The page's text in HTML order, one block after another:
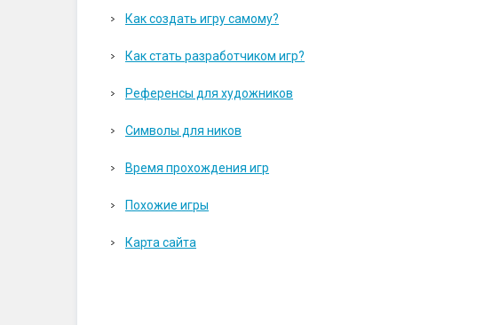
Как создать игру самому?
Как стать разработчиком игр?
Референсы для художников
Символы для ников
Время прохождения игр
Похожие игры
Карта сайта